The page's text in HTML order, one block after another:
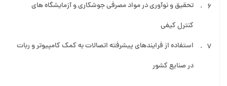
تحقیق و نوآوری در مواد مصرفی جوشکاری و آزمایشگاه های
کنترل کیفی
استفاده از فرایندهای پیشرفته اتصالات به کمک کامپیوتر و ربات
در صنایع کشور